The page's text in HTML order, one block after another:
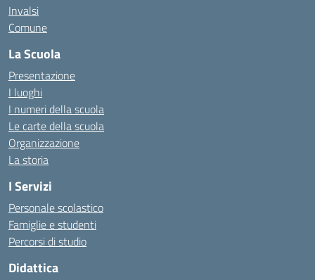
Invalsi
Comune
La Scuola
Presentazione
I luoghi
I numeri della scuola
Le carte della scuola
Organizzazione
La storia
I Servizi
Personale scolastico
Famiglie e studenti
Percorsi di studio
Didattica